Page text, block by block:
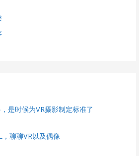
是时候为VR摄影制定标准了
聊聊VR以及偶像